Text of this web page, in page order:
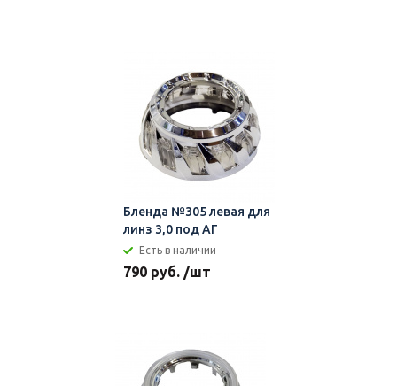
Бленда №305 левая для
линз 3,0 под АГ
Есть в наличии
790 руб. /шт